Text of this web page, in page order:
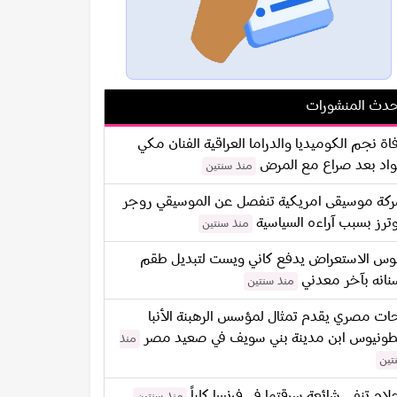
المنشورات
نجم الكوميديا والدراما العراقية الفنان مكي
بعد صراع مع المرض
منذ سنتين
موسيقى امريكية تنفصل عن الموسيقي روجر
بسبب آراءه السياسية
منذ سنتين
الاستعراض يدفع كاني ويست لتبديل طقم
بآخر معدني
منذ سنتين
مصري يقدم تمثال لمؤسس الرهبنة الأنبا
ابن مدينة بني سويف في صعيد مصر
منذ